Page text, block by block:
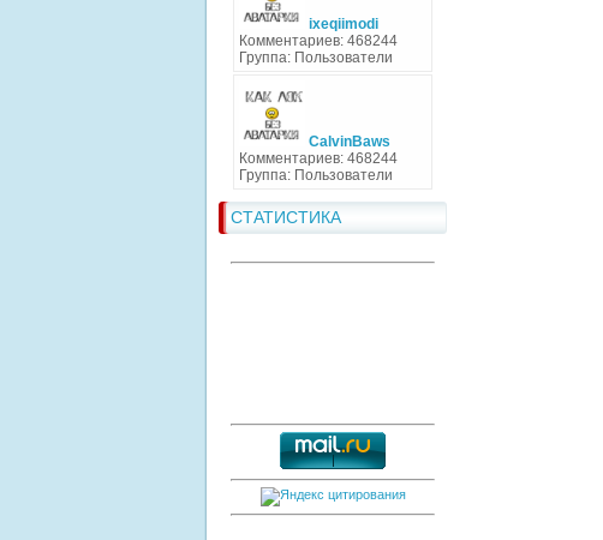
ixeqiimodi
Комментариев: 468244
Группа: Пользователи
CalvinBaws
Комментариев: 468244
Группа: Пользователи
СТАТИСТИКА